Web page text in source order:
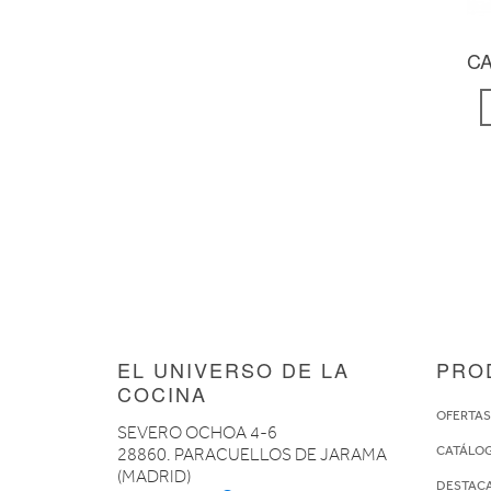
EL UNIVERSO DE LA
COCINA
SEVERO OCHOA 4-6
28860. PARACUELLOS DE JARAMA
(MADRID)
OFERTAS